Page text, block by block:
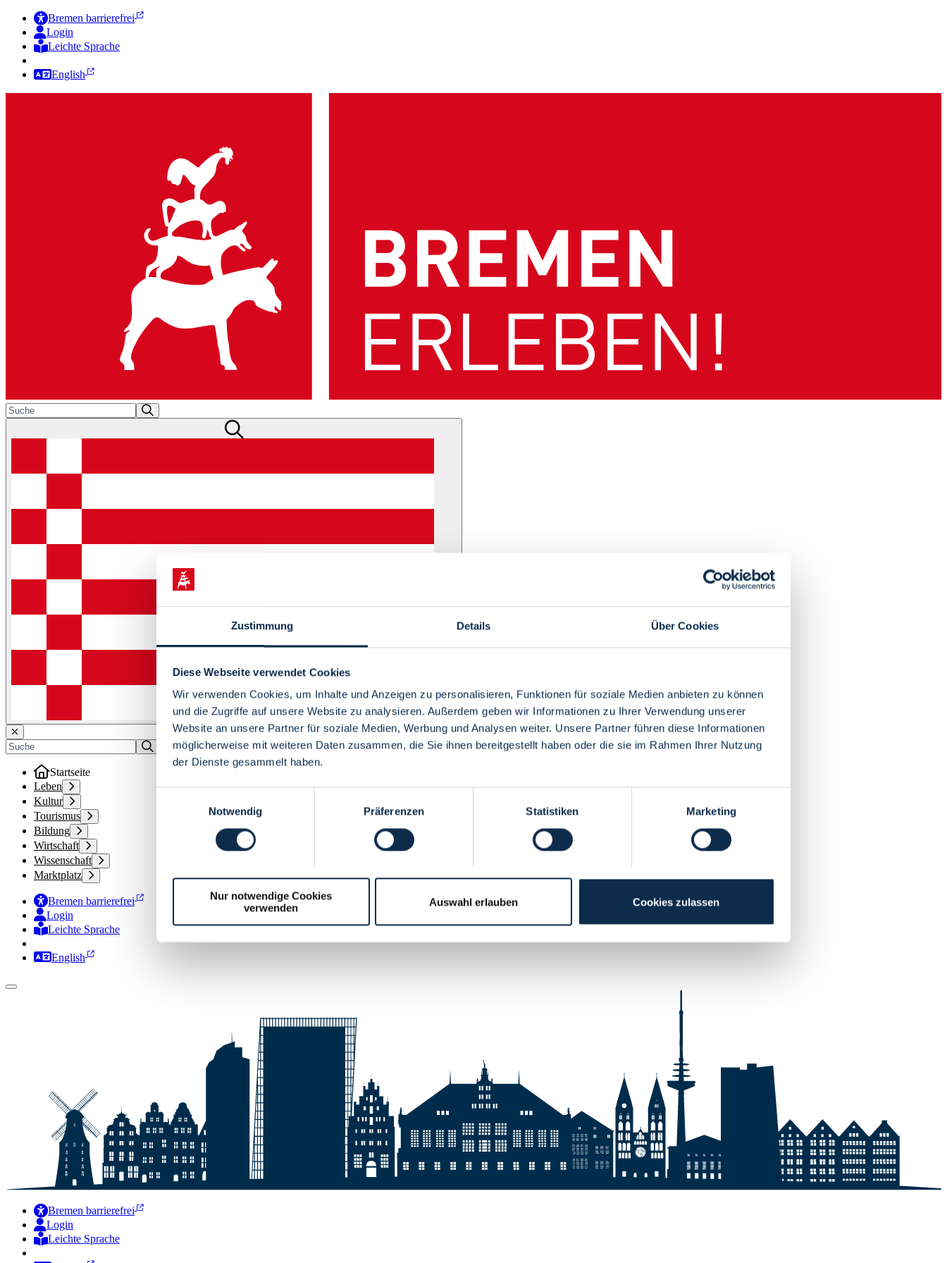
Zustimmung Details Über Cookies
Diese Webseite verwendet Cookies
Wir verwenden Cookies, um Inhalte und Anzeigen zu personalisieren, Funktionen für soziale Medien anbieten zu können
und die Zugriffe auf unsere Website zu analysieren. Außerdem geben wir Informationen zu Ihrer Verwendung unserer
Website an unsere Partner für soziale Medien, Werbung und Analysen weiter. Unsere Partner führen diese Informationen
möglicherweise mit weiteren Daten zusammen, die Sie ihnen bereitgestellt haben oder die sie im Rahmen Ihrer Nutzung
der Dienste gesammelt haben.
Notwendig
Präferenzen Statistiken Marketing
Nur notwendige Cookies
verwenden
Auswahl erlauben Cookies zulassen
Bremen barrierefrei
Login
Leichte Sprache
English
Menü
Startseite
Leben
Kultur
Tourismus
Bildung
Wirtschaft
Wissenschaft
Marktplatz
Bremen barrierefrei
Login
Leichte Sprache
Zur Deutschen Gebärdensprache
English
Bremen barrierefrei
Login
Leichte Sprache